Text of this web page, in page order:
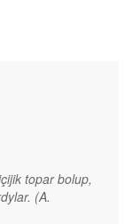
topar bolup,
(A.